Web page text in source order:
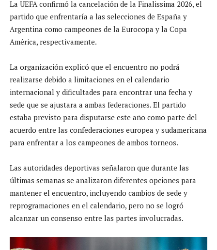
La UEFA confirmó la cancelación de la Finalissima 2026, el
partido que enfrentaría a las selecciones de España y
Argentina como campeones de la Eurocopa y la Copa
América, respectivamente.
La organización explicó que el encuentro no podrá
realizarse debido a limitaciones en el calendario
internacional y dificultades para encontrar una fecha y
sede que se ajustara a ambas federaciones. El partido
estaba previsto para disputarse este año como parte del
acuerdo entre las confederaciones europea y sudamericana
para enfrentar a los campeones de ambos torneos.
Las autoridades deportivas señalaron que durante las
últimas semanas se analizaron diferentes opciones para
mantener el encuentro, incluyendo cambios de sede y
reprogramaciones en el calendario, pero no se logró
alcanzar un consenso entre las partes involucradas.